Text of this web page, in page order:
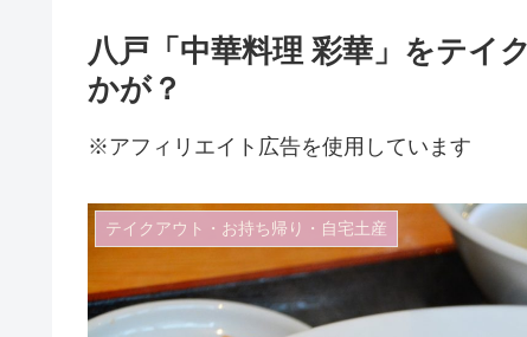
八戸「中華料理 彩華」をテイ
かが？
※アフィリエイト広告を使用しています
テイクアウト・お持ち帰り・自宅土産